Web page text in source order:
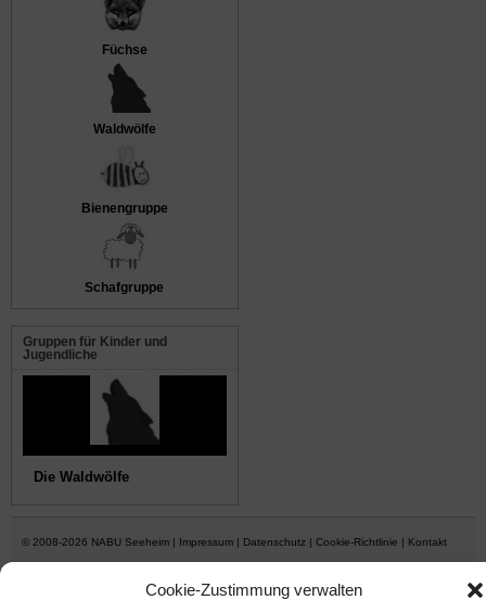
Cookie-Zustimmung verwalten
Füchse
Waldwölfe
Bienengruppe
Schafgruppe
Gruppen für Kinder und
Jugendliche
Die Waldwölfe
© 2008-2026 NABU Seeheim | Impressum | Datenschutz | Cookie-Richtlinie | Kontakt